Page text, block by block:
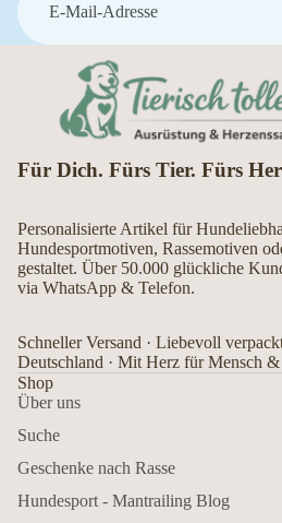
Für Dich. Fürs Tier. Fürs
Personalisierte Artikel für
Hundesportmotiven, Rassemotiven
gestaltet. Über 50.000 glückliche
via WhatsApp & Telefon.
Schneller Versand · Liebevoll
Deutschland · Mit Herz für Mensch
Shop
Über uns
Suche
Geschenke nach Rasse
Hundesport - Mantrailing Blog